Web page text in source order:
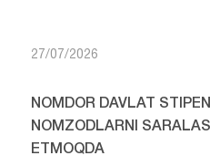
27/07/2026
NOMDOR DAVLAT
NOMZODLARNI
ETMOQDA